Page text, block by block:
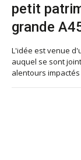
petit
grande
L'idée est venue
auquel se sont
alentours impactés